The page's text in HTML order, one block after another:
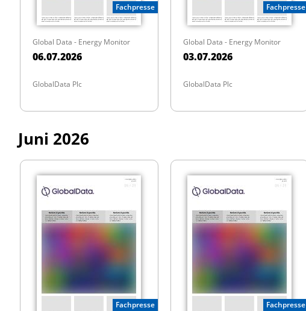
Fachpresse
Global Data - Energy Monitor
06.07.2026
GlobalData Plc
Fachpresse
Global Data - Energy Monitor
03.07.2026
GlobalData Plc
Juni 2026
Fachpresse Fachpresse